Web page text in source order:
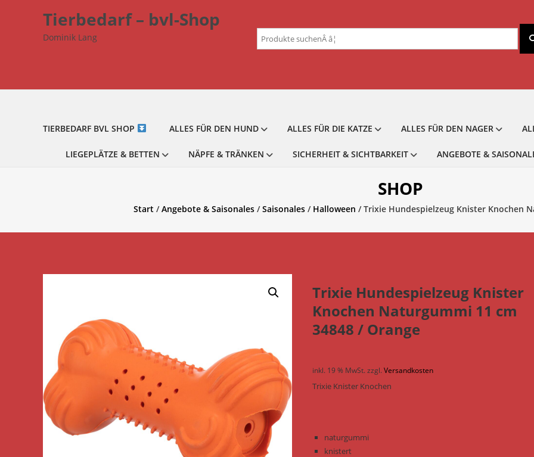
Tierbedarf – bvl-Shop
Dominik Lang
Suchen
nach:
TIERBEDARF BVL SHOP ALLES FÜR DEN HUND ALLES FÜR DIE KATZE ALLES FÜR DEN NAGER
LIEGEPLÄTZE & BETTEN NÄPFE & TRÄNKEN SICHERHEIT & SICHTBARKEIT ANGEBOTE &
SHOP
Start/Angebote & Saisonales/Saisonales/ Halloween / Trixie Hundespielzeug Knister Knochen
Trixie Hundespielzeug Knister
Knochen Naturgummi 11 cm
34848 / Orange
inkl. 19 % MwSt. zzgl.Versandkosten
Trixie Knister Knochen
naturgummi
knistert